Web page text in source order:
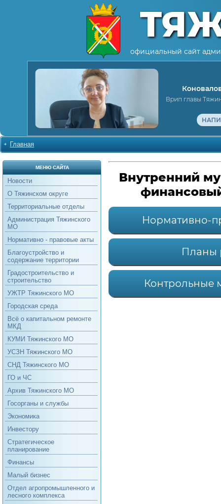
официальный сайт
Врип главы
Главная
МЕНЮ САЙТА
Новости
О Тяжинском округе
Территориальные отделы
Администрация Тяжинского
МО
Нормативно - правовые акты
Благоустройство и
содержание территории
Градостроительство и
строительство
УЖТР Тяжинского МО
Городская среда
Всё о капитальном ремонте
МКД
КУМИ Тяжинского МО
УСЗН Тяжинского МО
СНД Тяжинского МО
ГО и ЧС
Архив Тяжинского МО
Госорганы и службы
Экономика
Инвестору
Стратегическое
планирование
Финансы
Малый бизнес
Отдел агропромышленного и
лесного комплекса
Внутренний
Нормативно-
Планы
Контрольные